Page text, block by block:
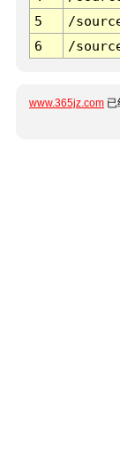
5
/
6
/
www.365jz.com